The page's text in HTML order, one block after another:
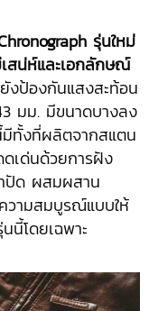
รุ่นใหม่
สน่ห์และเอกลักษณ์
งป้องกันแสงสะท้อน
มม. มีขนาดบางลง
มีทั้งที่ผลิตจากสแตน
ดเด่นด้วยการฝัง
ปัด ผสมผสาน
วามสมบูรณ์แบบให้
โดยเฉพาะ